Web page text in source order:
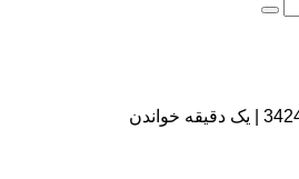
یک دقیقه خواندن